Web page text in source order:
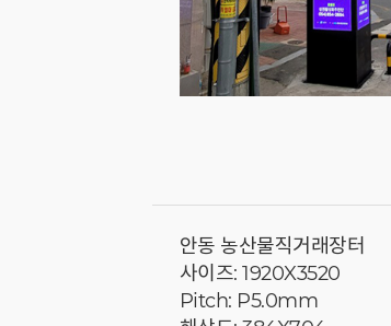
안동 농산물직거래장터
사이즈: 1920X3520
Pitch: P5.0mm